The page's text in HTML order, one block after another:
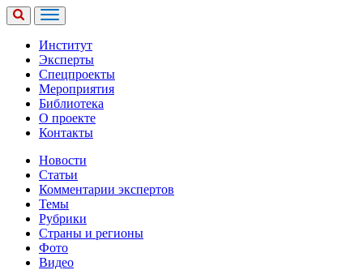
Институт
Эксперты
Спецпроекты
Мероприятия
Библиотека
О проекте
Контакты
Новости
Статьи
Комментарии экспертов
Темы
Рубрики
Страны и регионы
Фото
Видео